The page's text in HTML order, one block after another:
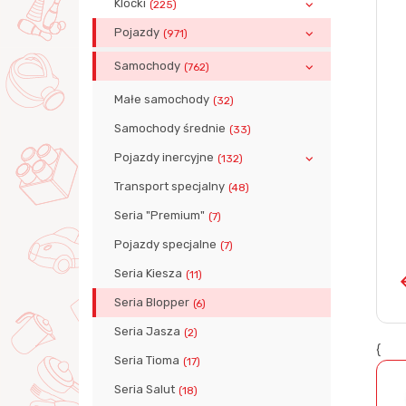
Klocki (225)
Pojazdy (971)
Samochody (762)
Małe samochody (32)
Samochody średnie (33)
Pojazdy inercyjne (132)
Transport specjalny (48)
Seria "Premium" (7)
Pojazdy specjalne (7)
Seria Kiesza (11)
Seria Blopper (6)
Seria Jasza (2)
Seria Tioma (17)
Seria Salut (18)
{